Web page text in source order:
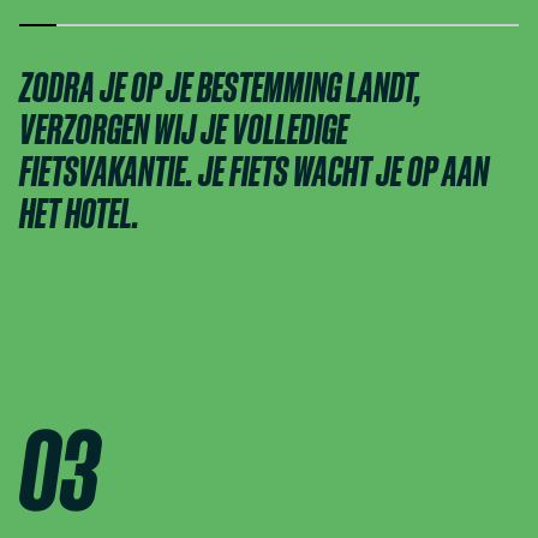
ZODRA JE OP JE BESTEMMING LANDT,
VERZORGEN WIJ JE VOLLEDIGE
FIETSVAKANTIE. JE FIETS WACHT JE OP AAN
HET HOTEL.
03